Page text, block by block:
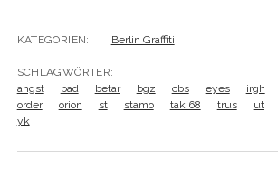
KATEGORIEN: Berlin Graffiti
SCHLAGWÖRTER:
angst
bad betar bgz cbs eyes irgh
order
orion st stamo taki68 trus ut
yk